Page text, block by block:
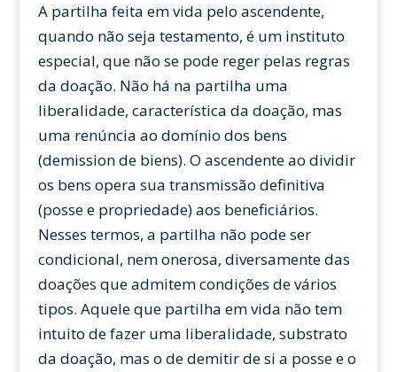
A partilha feita em vida pelo ascendente,
quando não seja testamento, é um instituto
especial, que não se pode reger pelas regras
da doação. Não há na partilha uma
liberalidade, característica da doação, mas
uma renúncia ao domínio dos bens
(demission de biens). O ascendente ao dividir
os bens opera sua transmissão definitiva
(posse e propriedade) aos beneficiários.
Nesses termos, a partilha não pode ser
condicional, nem onerosa, diversamente das
doações que admitem condições de vários
tipos. Aquele que partilha em vida não tem
intuito de fazer uma liberalidade, substrato
da doação, mas o de demitir de si a posse e o